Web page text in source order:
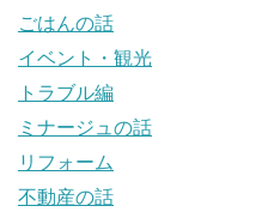
ごはんの話
イベント・観光
トラブル編
ミナージュの話
リフォーム
不動産の話